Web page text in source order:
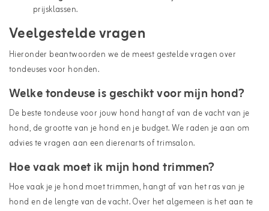
prijsklassen.
Veelgestelde vragen
Hieronder beantwoorden we de meest gestelde vragen over
tondeuses voor honden.
Welke tondeuse is geschikt voor mijn hond?
De beste tondeuse voor jouw hond hangt af van de vacht van je
hond, de grootte van je hond en je budget. We raden je aan om
advies te vragen aan een dierenarts of trimsalon.
Hoe vaak moet ik mijn hond trimmen?
Hoe vaak je je hond moet trimmen, hangt af van het ras van je
hond en de lengte van de vacht. Over het algemeen is het aan te